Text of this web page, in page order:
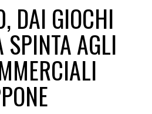
DAI GIOCHI
SPINTA AGLI